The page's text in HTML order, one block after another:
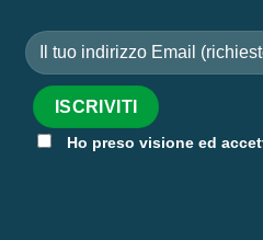
Ho preso visione ed